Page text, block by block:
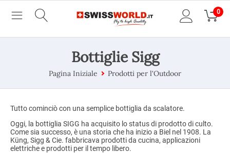
0
Bottiglie Sigg
Pagina Iniziale Prodotti per l'Outdoor
Tutto cominciò con una semplice bottiglia da scalatore.
Oggi, la bottiglia SIGG ha acquisito lo status di prodotto di culto.
Come sia successo, è una storia che ha inizio a Biel nel 1908. La
Küng, Sigg & Cie. fabbricava prodotti da cucina, applicazioni
elettriche e prodotti per il tempo libero.